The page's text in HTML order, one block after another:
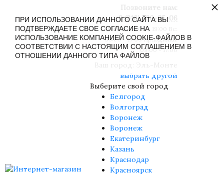
8 (916) 430-85-06
Пн-Сб: 09:00 - 19:00 Вс:
09:00 - 17:00 Праздники:
09:00 - 17:00
выбрать другой
Выберите свой город
Белгород
Волгоград
Воронеж
Воронеж
Екатеринбург
Казань
Краснодар
Красноярск
ПРИ ИСПОЛЬЗОВАНИИ ДАННОГО САЙТА ВЫ
ПОДТВЕРЖДАЕТЕ СВОЕ СОГЛАСИЕ НА
ИСПОЛЬЗОВАНИЕ КОМПАНИЕЙ COOKIE-ФАЙЛОВ В
СООТВЕТСТВИИ С НАСТОЯЩИМ СОГЛАШЕНИЕМ В
ОТНОШЕНИИ ДАННОГО ТИПА ФАЙЛОВ
×